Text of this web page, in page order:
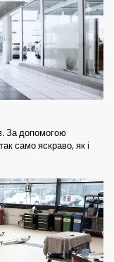
За допомогою
само яскраво, як і